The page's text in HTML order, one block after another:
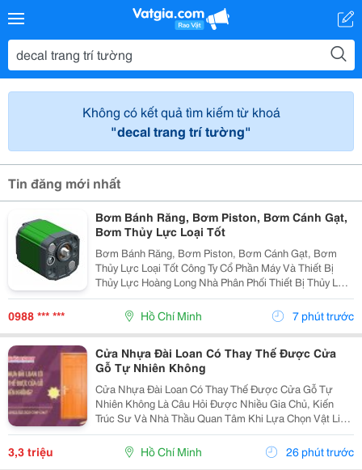
Không có kết quả tìm kiếm từ khoá
"decal trang trí tường"
Tin đăng mới nhất
Bơm Bánh Răng, Bơm Piston, Bơm Cánh Gạt,
Bơm Thủy Lực Loại Tốt
Bơm Bánh Răng, Bơm Piston, Bơm Cánh Gạt, Bơm
Thủy Lực Loại Tốt Công Ty Cổ Phần Máy Và Thiết Bị
Thủy Lực Hoàng Long Nhà Phân Phối Thiết Bị Thủy Lực
- Khí Nén Và Máy Móc Tự Động Hóa. Tư Vấn, Sửa
Chữa, Thi Công, Thiết Kế Hệ Thống Thủy Lực Nhanh
Thủy Lực...
0988 *** *** Hồ Chí Minh 7 phút trước
Cửa Nhựa Đài Loan Có Thay Thế Được Cửa
Gỗ Tự Nhiên Không
Cửa Nhựa Đài Loan Có Thay Thế Được Cửa Gỗ Tự
Nhiên Không Là Câu Hỏi Được Nhiều Gia Chủ, Kiến
Trúc Sư Và Nhà Thầu Quan Tâm Khi Lựa Chọn Vật Liệu
Cửa Cho Các Công Trình Hiện Đại. Trong Bối Cảnh Giá
Gỗ Tự Nhiên Ngày Càng Cao, Khai Thác Gỗ Gây Áp
Lực Lên...
3,3 triệu Hồ Chí Minh 26 phút trước